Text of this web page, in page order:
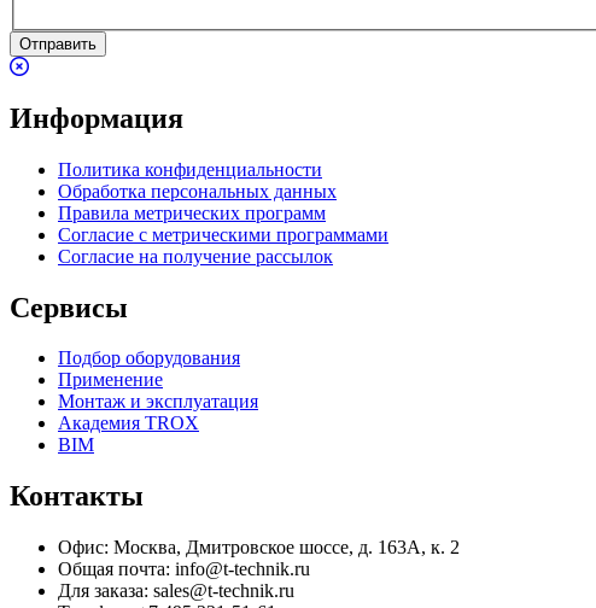
Отправить
Информация
Политика конфиденциальности
Обработка персональных данных
Правила метрических программ
Согласие с метрическими программами
Согласие на получение рассылок
Сервисы
Подбор оборудования
Применение
Монтаж и эксплуатация
Академия TROX
BIM
Контакты
Офис: Москва, Дмитровское шоссе, д. 163А, к. 2
Общая почта: info@t-technik.ru
Для заказа: sales@t-technik.ru